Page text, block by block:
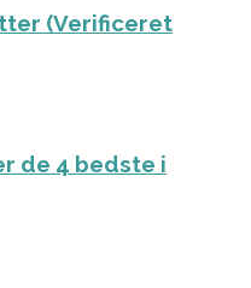
(Verificeret
de 4 bedste i